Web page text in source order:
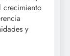
crecimiento
y